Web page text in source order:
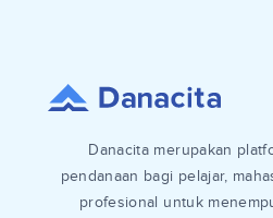
Danacita merupakan
pendanaan bagi pelajar,
profesional untuk